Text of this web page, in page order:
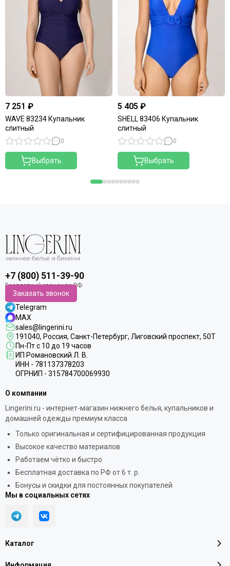
7 251 ₽
WAVE 83234 Купальник
слитный
0
Выбрать
5 405 ₽
SHELL 83406 Купальник
слитный
0
Выбрать
+7 (800) 511-39-90
Заказать звонок
Telegram
MAX
sales@lingerini.ru
191040, Россия, Санкт-Петербург, Лиговский проспект, 50Т
Пн-Пт с 10 до 19 часов
ИП Романовский Л. В.
ИНН - 781137378203
ОГРНИП - 315784700069930
Каталог
О компании
Lingerini.ru - интернет-магазин нижнего белья, купальников и
домашней одежды премиум класса
Только оригинальная и сертифицированная продукция
Высокое качество материалов
Работаем чётко и быстро
Бесплатная доставка по РФ от 6 т. р.
Бонусы и скидки для постоянных покупателей
Мы в социальных сетях